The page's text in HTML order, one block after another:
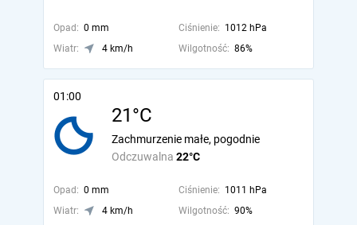
Opad: 0 mm Ciśnienie: 1012 hPa
Wiatr:
4 km/h Wilgotność: 86%
01:00
21°C
Odczuwalna 22°C
Zachmurzenie małe, pogodnie
Opad: 0 mm Ciśnienie: 1011 hPa
Wiatr:
4 km/h Wilgotność: 90%